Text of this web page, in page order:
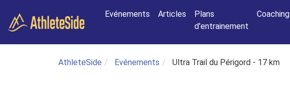
Evénements
Articles
Plans
d'entrainement
Coaching
AthleteSide Evénements Ultra Trail du Périgord - 17 km